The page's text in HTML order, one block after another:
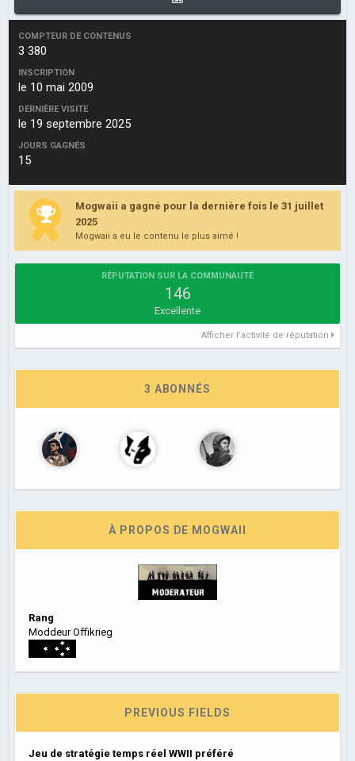
COMPTEUR DE CONTENUS
3 380
INSCRIPTION
le 10 mai 2009
DERNIÈRE VISITE
le 19 septembre 2025
JOURS GAGNÉS
15
Mogwaii a gagné pour la dernière fois le 31 juillet
2025
Mogwaii a eu le contenu le plus aimé !
RÉPUTATION SUR LA COMMUNAUTÉ
146
Excellente
Afficher l’activité de réputation
3 ABONNÉS
À PROPOS DE MOGWAII
Rang
Moddeur Offikrieg
PREVIOUS FIELDS
Jeu de stratégie temps réel WWII préféré